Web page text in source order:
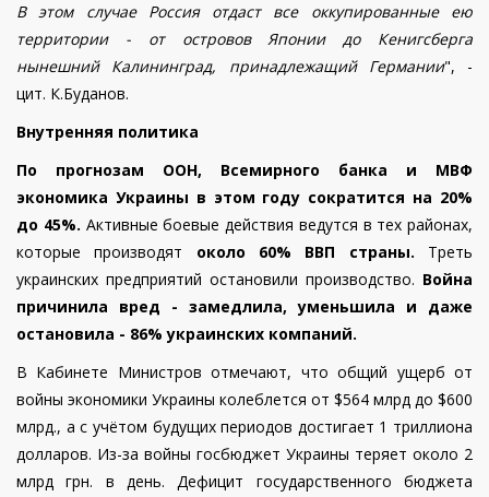
В этом случае Россия отдаст все оккупированные ею
территории - от островов Японии до Кенигсберга
нынешний Калининград, принадлежащий Германии", -
цит. К.Буданов.
Внутренняя политика
По прогнозам ООН, Всемирного банка и МВФ
экономика Украины в этом году сократится на 20%
до 45%. Активные боевые действия ведутся в тех районах,
которые производят около 60% ВВП страны. Треть
украинских предприятий остановили производство. Война
причинила вред - замедлила, уменьшила и даже
остановила - 86% украинских компаний.
В Кабинете Министров отмечают, чтообщий ущерб от
войны экономики Украины колеблется от $564 млрд до $600
млрд., а с учётом будущих периодов достигает 1 триллиона
долларов. Из-за войны госбюджет Украины теряет около 2
млрд грн. в день. Дефицит государственного бюджета